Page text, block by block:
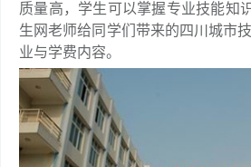
质量高，学生可以掌握专业技能知
生网老师给同学们带来的四川城市
业与学费内容。